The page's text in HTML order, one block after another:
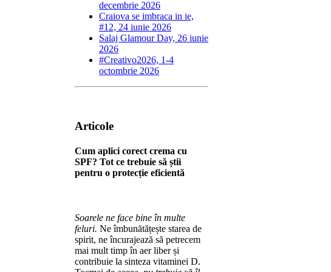
decembrie 2026
Craiova se imbraca in ie,
#12, 24 iunie 2026
Salaj Glamour Day, 26 iunie
2026
#Creativo2026, 1-4
octombrie 2026
Articole
Cum aplici corect crema cu
SPF? Tot ce trebuie să știi
pentru o protecție eficientă
Soarele ne face bine în multe
feluri. Ne îmbunătățește starea de
spirit, ne încurajează să petrecem
mai mult timp în aer liber și
contribuie la sinteza vitaminei D.